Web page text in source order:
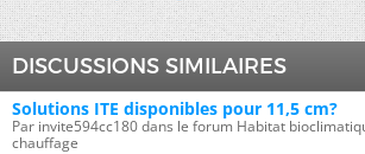
DISCUSSIONS SIMILAIRES
Solutions ITE disponibles pour 11,5 cm?
Par invite594cc180 dans le forum Habitat
chauffage